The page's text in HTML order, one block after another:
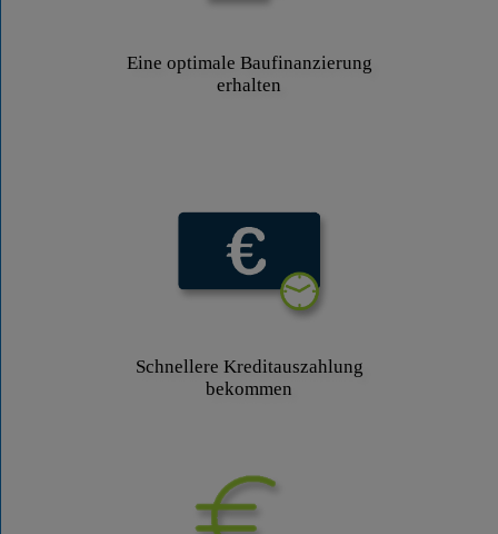
Eine optimale Baufinanzierung
erhalten
Schnellere Kreditauszahlung
bekommen